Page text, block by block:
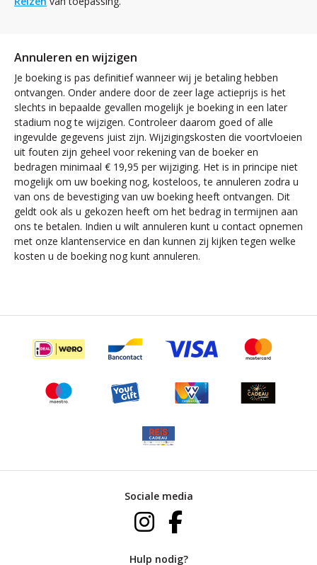
Annuleren en wijzigen
Je boeking is pas definitief wanneer wij je betaling hebben
ontvangen. Onder andere door de zeer lage actieprijs is het
slechts in bepaalde gevallen mogelijk je boeking in een later
stadium nog te wijzigen. Controleer daarom goed of alle
ingevulde gegevens juist zijn. Wijzigingskosten die voortvloeien
uit fouten zijn geheel voor rekening van de boeker en
bedragen minimaal € 19,95 per wijziging. Het is in principe niet
mogelijk om uw boeking nog, kosteloos, te annuleren zodra u
van ons de bevestiging van uw boeking heeft ontvangen. Dit
geldt ook als u gekozen heeft om het bedrag in termijnen aan
ons te betalen. Indien u wilt annuleren kunt u contact opnemen
met onze klantenservice en dan kunnen zij kijken tegen welke
kosten u de boeking nog kunt annuleren.
Sociale media
Hulp nodig?